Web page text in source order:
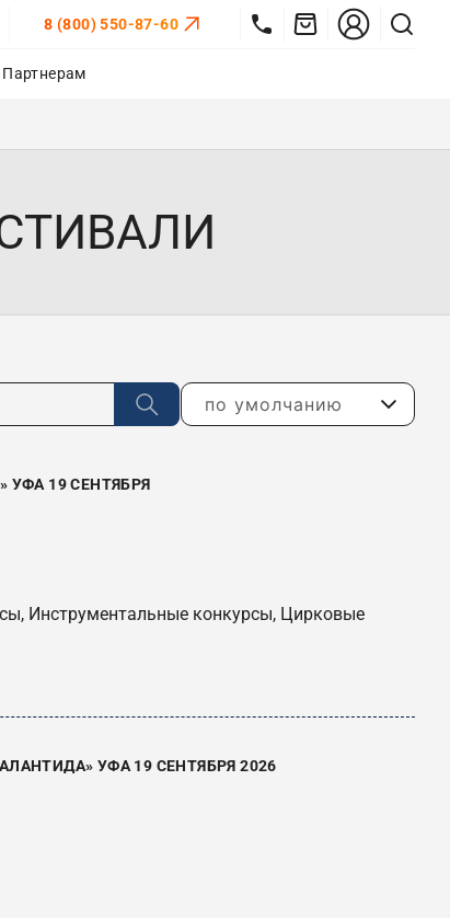
8 (800) 550-87-60
Партнерам
по умолчанию
УФА 19 СЕНТЯБРЯ
Инструментальные конкурсы, Цирковые
УФА 19 СЕНТЯБРЯ 2026